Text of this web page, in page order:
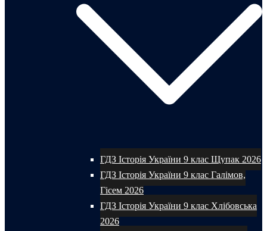
ГДЗ Історія України 9 клас Щупак 2026
ГДЗ Історія України 9 клас Галімов,
Гісем 2026
ГДЗ Історія України 9 клас Хлібовська
2026